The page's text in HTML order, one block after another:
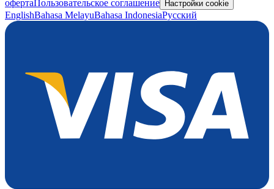
офертаПользовательское соглашение Настройки cookie
EnglishBahasa MelayuBahasa IndonesiaРусский